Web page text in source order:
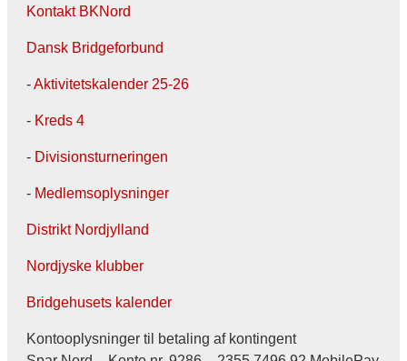
Kontakt BKNord
Dansk Bridgeforbund
-Aktivitetskalender 25-26
-Kreds 4
-Divisionsturneringen
- Medlemsoplysninger
Distrikt Nordjylland
Nordjyske klubber
Bridgehusets kalender
Kontooplysninger til betaling af kontingent